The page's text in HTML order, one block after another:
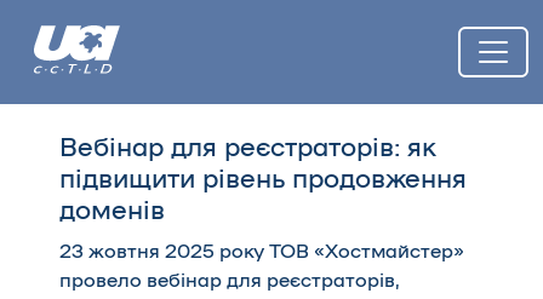
Вебінар для реєстраторів: як
підвищити рівень продовження
доменів
23 жовтня 2025 року ТОВ «Хостмайстер»
провело вебінар для реєстраторів,